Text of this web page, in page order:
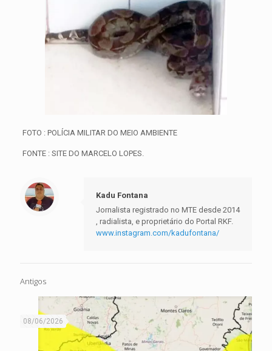
FOTO : POLÍCIA MILITAR DO MEIO AMBIENTE
FONTE : SITE DO MARCELO LOPES.
Kadu Fontana
Jornalista registrado no MTE desde 2014
, radialista, e proprietário do Portal RKF.
www.instagram.com/kadufontana/
Antigos
08/06/2026